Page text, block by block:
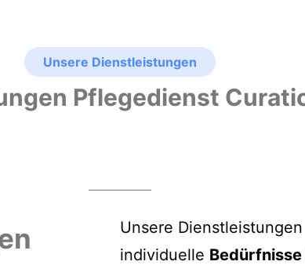
Unsere Dienstleistungen
Pflegedienst
Unsere
individuelle Bedürfnisse